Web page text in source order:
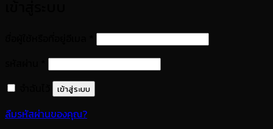
ต้องการ
ต้องการ
เข้าสู่ระบบ
ลืมรหัสผ่านของคุณ?